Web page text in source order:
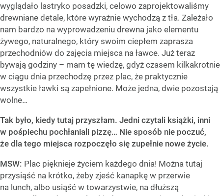
wyglądało lastryko posadzki, celowo zaprojektowaliśmy
drewniane detale, które wyraźnie wychodzą z tła. Zależało
nam bardzo na wyprowadzeniu drewna jako elementu
żywego, naturalnego, który swoim ciepłem zaprasza
przechodniów do zajęcia miejsca na ławce. Już teraz
bywają godziny – mam tę wiedzę, gdyż czasem kilkakrotnie
w ciągu dnia przechodzę przez plac, że praktycznie
wszystkie ławki są zapełnione. Może jedna, dwie pozostają
wolne…
Tak było, kiedy tutaj przyszłam. Jedni czytali książki, inni
w pośpiechu pochłaniali pizzę… Nie sposób nie poczuć,
że dla tego miejsca rozpoczęło się zupełnie nowe życie.
MSW: Plac pięknieje życiem każdego dnia! Można tutaj
przysiąść na krótko, żeby zjeść kanapkę w przerwie
na lunch, albo usiąść w towarzystwie, na dłuższą